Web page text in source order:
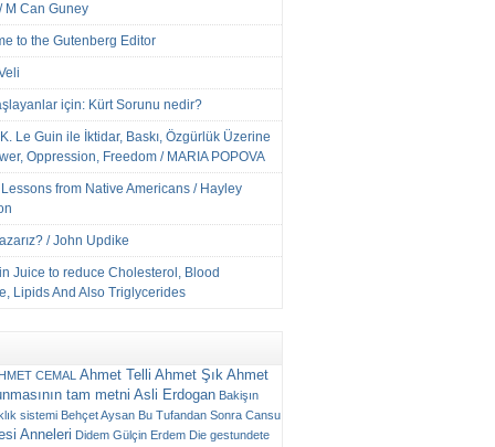
M Can Guney
to the Gutenberg Editor
için: Kürt Sorunu nedir?
Le Guin ile İktidar, Baskı, Özgürlük Üzerine
Oppression, Freedom / MARIA POPOVA
from Native Americans / Hayley
/ John Updike
Juice to reduce Cholesterol, Blood
Lipids And Also Triglycerides
CEMAL Ahmet Telli Ahmet Şık Ahmet
tam metni Asli Erdogan Bakişın
sistemi Behçet Aysan Bu Tufandan Sonra Cansu
Anneleri Didem Gülçin Erdem Die gestundete